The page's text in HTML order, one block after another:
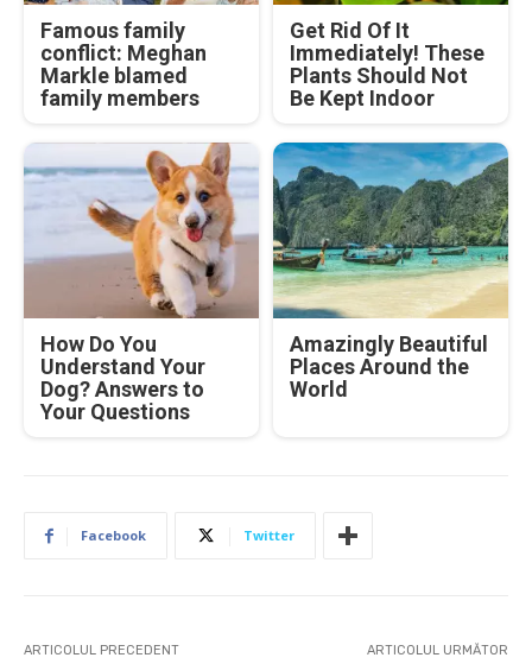
Famous family
conflict: Meghan
Markle blamed
family members
Get Rid Of It
Immediately! These
Plants Should Not
Be Kept Indoor
How Do You
Understand Your
Dog? Answers to
Your Questions
Amazingly Beautiful
Places Around the
World
Facebook Twitter
ARTICOLUL PRECEDENT ARTICOLUL URMĂTOR